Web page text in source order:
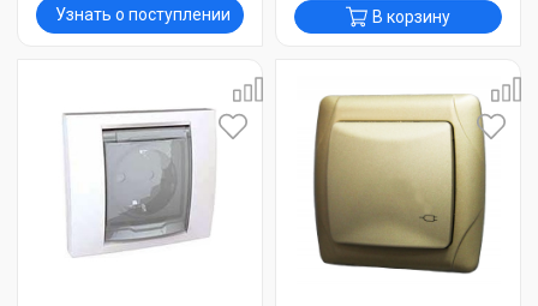
Узнать о поступлении В корзину